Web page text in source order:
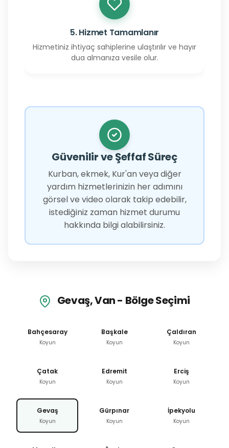
5. Hizmet Tamamlanır
Hizmetiniz ihtiyaç sahiplerine ulaştırılır ve hayır
dua almanıza vesile olur.
Güvenilir ve Şeffaf Süreç
Kurban, ekmek, Kur'an veya diğer
yardım hizmetlerinizin her adımını
görsel ve video olarak takip edebilir,
istediğiniz zaman hizmet durumu
hakkında bilgi alabilirsiniz.
Gevaş, Van - Bölge Seçimi
Bahçesaray
Koyun
Başkale
Koyun
Çaldıran
Koyun
Çatak
Koyun
Edremit
Koyun
Erciş
Koyun
Gevaş
Koyun
Gürpınar
Koyun
İpekyolu
Koyun